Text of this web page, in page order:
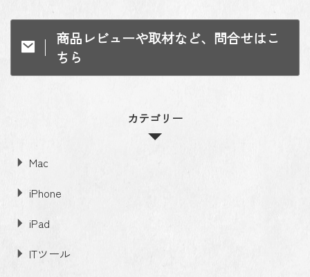
商品レビューや取材など、問合せはこ
ちら
カテゴリー
Mac
iPhone
iPad
ITツール